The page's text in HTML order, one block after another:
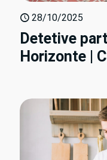
28/10/2025
Detetive
Horizonte |